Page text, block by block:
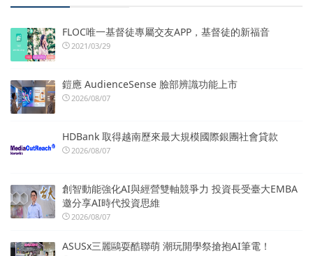
FLOC唯一基督徒專屬交友APP，基督徒的新福音
2021/03/29
鎧應 AudienceSense 臉部辨識功能上市
2026/08/07
HDBank 取得越南歷來最大規模國際銀團社會貸款
2026/08/07
創智動能強化AI與經營雙軸競爭力 投資長受臺大EMBA
邀分享AI時代投資思維
2026/08/07
ASUSx三麗鷗耍酷聯萌 潮玩開學祭搶抱AI筆電！